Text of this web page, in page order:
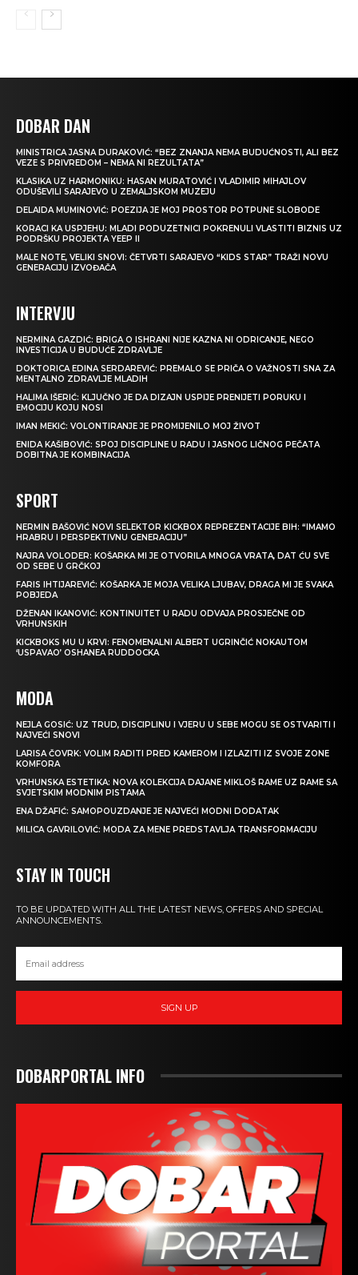
DOBAR DAN
MINISTRICA JASNA DURAKOVIĆ: “BEZ ZNANJA NEMA BUDUĆNOSTI, ALI BEZ
VEZE S PRIVREDOM – NEMA NI REZULTATA”
KLASIKA UZ HARMONIKU: HASAN MURATOVIĆ I VLADIMIR MIHAJLOV
ODUŠEVILI SARAJEVO U ZEMALJSKOM MUZEJU
DELAIDA MUMINOVIĆ: POEZIJA JE MOJ PROSTOR POTPUNE SLOBODE
KORACI KA USPJEHU: MLADI PODUZETNICI POKRENULI VLASTITI BIZNIS UZ
PODRŠKU PROJEKTA YEEP II
MALE NOTE, VELIKI SNOVI: ČETVRTI SARAJEVO “KIDS STAR” TRAŽI NOVU
GENERACIJU IZVOĐAČA
INTERVJU
NERMINA GAZDIĆ: BRIGA O ISHRANI NIJE KAZNA NI ODRICANJE, NEGO
INVESTICIJA U BUDUĆE ZDRAVLJE
DOKTORICA EDINA SERDAREVIĆ: PREMALO SE PRIČA O VAŽNOSTI SNA ZA
MENTALNO ZDRAVLJE MLADIH
HALIMA IŠERIĆ: KLJUČNO JE DA DIZAJN USPIJE PRENIJETI PORUKU I
EMOCIJU KOJU NOSI
IMAN MEKIĆ: VOLONTIRANJE JE PROMIJENILO MOJ ŽIVOT
ENIDA KAŠIBOVIĆ: SPOJ DISCIPLINE U RADU I JASNOG LIČNOG PEČATA
DOBITNA JE KOMBINACIJA
SPORT
NERMIN BAŠOVIĆ NOVI SELEKTOR KICKBOX REPREZENTACIJE BIH: “IMAMO
HRABRU I PERSPEKTIVNU GENERACIJU”
NAJRA VOLODER: KOŠARKA MI JE OTVORILA MNOGA VRATA, DAT ĆU SVE
OD SEBE U GRČKOJ
FARIS IHTIJAREVIĆ: KOŠARKA JE MOJA VELIKA LJUBAV, DRAGA MI JE SVAKA
POBJEDA
DŽENAN IKANOVIĆ: KONTINUITET U RADU ODVAJA PROSJEČNE OD
VRHUNSKIH
KICKBOKS MU U KRVI: FENOMENALNI ALBERT UGRINČIĆ NOKAUTOM
‘USPAVAO’ OSHANEA RUDDOCKA
MODA
NEJLA GOSIĆ: UZ TRUD, DISCIPLINU I VJERU U SEBE MOGU SE OSTVARITI I
NAJVEĆI SNOVI
LARISA ČOVRK: VOLIM RADITI PRED KAMEROM I IZLAZITI IZ SVOJE ZONE
KOMFORA
VRHUNSKA ESTETIKA: NOVA KOLEKCIJA DAJANE MIKLOŠ RAME UZ RAME SA
SVJETSKIM MODNIM PISTAMA
ENA DŽAFIĆ: SAMOPOUZDANJE JE NAJVEĆI MODNI DODATAK
MILICA GAVRILOVIĆ: MODA ZA MENE PREDSTAVLJA TRANSFORMACIJU
STAY IN TOUCH
TO BE UPDATED WITH ALL THE LATEST NEWS, OFFERS AND SPECIAL
ANNOUNCEMENTS.
SIGN UP
DOBARPORTAL INFO